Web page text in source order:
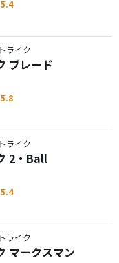
5.4
ライク
ブレード
5.8
ライク
2・Ball
5.4
ライク
マークスマン